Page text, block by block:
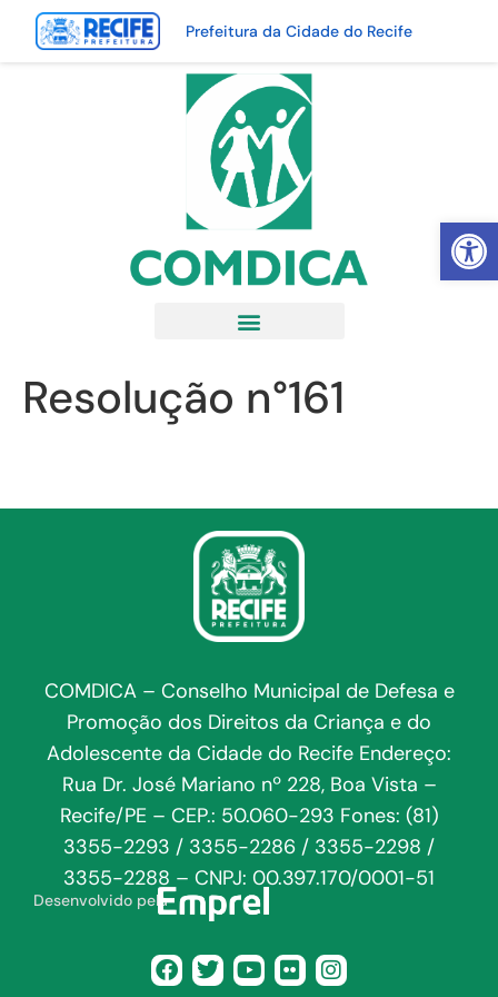
Abrir
Prefeitura da Cidade do Recife
Resolução n°161
COMDICA – Conselho Municipal de Defesa e
Promoção dos Direitos da Criança e do
Adolescente da Cidade do Recife Endereço:
Rua Dr. José Mariano nº 228, Boa Vista –
Recife/PE – CEP.: 50.060-293 Fones: (81)
3355-2293 / 3355-2286 / 3355-2298 /
3355-2288 – CNPJ: 00.397.170/0001-51
Desenvolvido pela